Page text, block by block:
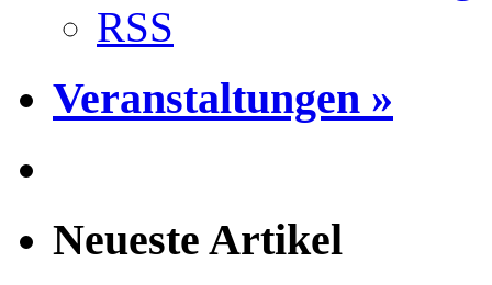
RSS
Veranstaltungen »
Neueste Artikel